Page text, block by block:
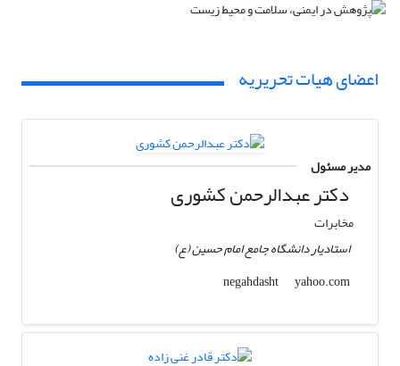
اعضای هیات تحریریه
مدیر مسئول
دکتر عبدالرحمن کشوری
مخابرات
استادیار دانشگاه جامع امام حسین (ع)
negahdasht
yahoo.com